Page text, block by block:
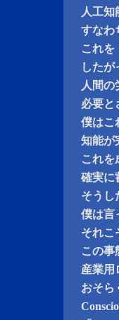
人工知
すなわ
これを
したが
人間の
必要と
僕はこ
知能が
これを
確実に
そうし
僕は言
それこ
この事
産業用
おそら